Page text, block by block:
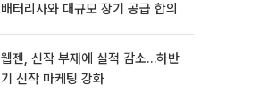
배터리사와 대규모 장기 공급 합의
웹젠, 신작 부재에 실적 감소…하반
기 신작 마케팅 강화